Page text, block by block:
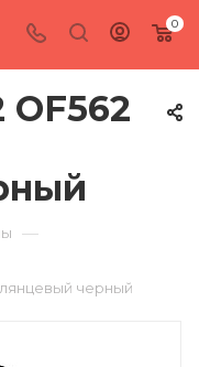
0
—
черный